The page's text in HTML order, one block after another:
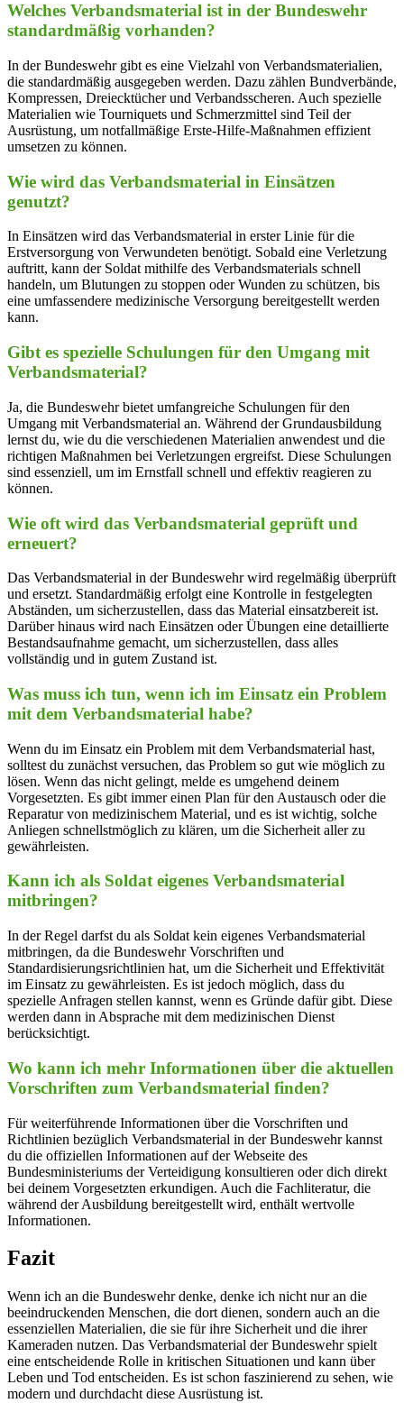
Welches‌ Verbandsmaterial ist ​in der Bundeswehr
standardmäßig vorhanden?
In der Bundeswehr gibt​ es eine Vielzahl von Verbandsmaterialien,
die standardmäßig ausgegeben werden. Dazu zählen Bundverbände,
Kompressen, Dreiecktücher und Verbandsscheren. Auch spezielle
Materialien ​wie ⁣Tourniquets und Schmerzmittel sind Teil der
Ausrüstung, um notfallmäßige Erste-Hilfe-Maßnahmen effizient
umsetzen ‍zu ‍können.
Wie‌ wird ⁤das Verbandsmaterial in Einsätzen
genutzt?
In Einsätzen wird⁤ das Verbandsmaterial ‌in erster⁣ Linie für die
Erstversorgung von Verwundeten⁢ benötigt. Sobald ⁤eine Verletzung
auftritt, kann der ​Soldat ⁣mithilfe des Verbandsmaterials schnell
handeln, um Blutungen zu stoppen⁣ oder Wunden ⁢zu schützen, bis
eine umfassendere ‌medizinische ⁢Versorgung bereitgestellt werden
kann.
Gibt es ⁤spezielle Schulungen für⁣ den Umgang mit‍
Verbandsmaterial?
Ja,⁤ die Bundeswehr bietet umfangreiche Schulungen für‌ den
Umgang mit Verbandsmaterial ⁣an. Während⁤ der​ Grundausbildung
lernst du, wie du die ‍verschiedenen Materialien anwendest und die
richtigen Maßnahmen bei Verletzungen ergreifst. Diese Schulungen
sind essenziell, um im Ernstfall schnell und effektiv reagieren⁣ zu
können.
Wie oft wird⁢ das Verbandsmaterial geprüft und​
erneuert?
Das ‌Verbandsmaterial in der Bundeswehr ‌wird regelmäßig ‌überprüft
und ersetzt.​ Standardmäßig erfolgt eine Kontrolle in festgelegten
Abständen, ​um sicherzustellen, dass ‍das​ Material‍ einsatzbereit ⁤ist.
Darüber hinaus wird nach ‍Einsätzen oder Übungen eine detaillierte
Bestandsaufnahme gemacht, um sicherzustellen, dass alles
vollständig und in gutem Zustand ist.
Was muss​ ich ⁢tun, wenn ich im Einsatz ​ein Problem
mit dem Verbandsmaterial‌ habe?
Wenn du im Einsatz ein Problem‍ mit dem Verbandsmaterial​ hast,
solltest du⁣ zunächst versuchen, das Problem so gut wie möglich zu
lösen. Wenn das nicht​ gelingt, melde es ‍umgehend deinem
Vorgesetzten. Es gibt immer einen Plan für den Austausch oder die
Reparatur von ‍medizinischem Material, und es ist wichtig, solche​
Anliegen​ schnellstmöglich‌ zu klären, um die Sicherheit aller zu
gewährleisten.
Kann ich‌ als Soldat eigenes Verbandsmaterial
mitbringen?
In der ‍Regel darfst du​ als Soldat⁣ kein eigenes Verbandsmaterial
mitbringen, da die Bundeswehr Vorschriften und
Standardisierungsrichtlinien hat, um die Sicherheit und Effektivität
‍im Einsatz zu gewährleisten. Es ⁤ist jedoch möglich, dass du
spezielle Anfragen stellen kannst, ⁣wenn es Gründe dafür gibt. Diese
‍werden dann in​ Absprache ​mit⁣ dem medizinischen Dienst‍
berücksichtigt.
Wo kann ich mehr Informationen ⁢über die aktuellen
Vorschriften ⁣zum Verbandsmaterial ​finden?
Für weiterführende Informationen über die Vorschriften ⁣und ​
Richtlinien bezüglich Verbandsmaterial in der Bundeswehr kannst
du‍ die ‌offiziellen Informationen auf der​ Webseite ⁣des
Bundesministeriums der Verteidigung konsultieren oder ​dich direkt
‍bei deinem Vorgesetzten erkundigen. Auch die Fachliteratur, die
während der Ausbildung bereitgestellt⁢ wird, ​enthält⁣ wertvolle
Informationen. ⁢
Fazit
Wenn‌ ich an ⁢die Bundeswehr denke, denke ich ​nicht nur‍ an ‌die
‌beeindruckenden Menschen, die ‌dort dienen, sondern auch⁢ an die
essenziellen Materialien, die sie für ihre Sicherheit und die ihrer
Kameraden nutzen. Das Verbandsmaterial der‍ Bundeswehr spielt
eine​ entscheidende Rolle in kritischen Situationen⁢ und kann⁤ über
Leben und Tod entscheiden. ‌Es ist schon faszinierend zu sehen, wie
modern und durchdacht​ diese ⁣Ausrüstung‌ ist.